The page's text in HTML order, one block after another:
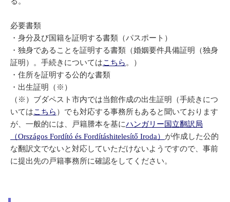
必要書類
・身分及び国籍を証明する書類（パスポート）
・独身であることを証明する書類（婚姻要件具備証明（独身
証明）。手続きについてはこちら 。）
・住所を証明する公的な書類
・出生証明（※）
（※）ブダペスト市内では当館作成の出生証明（手続きにつ
いてはこちら ）でも対応する事務所もあると聞いております
が、一般的には、戸籍謄本を基にハンガリー国立翻訳局
（Országos Fordító és Fordításhitelesítő Iroda） が作成した公的
な翻訳文でないと対応していただけないようですので、事前
に提出先の戸籍事務所に確認をしてください。